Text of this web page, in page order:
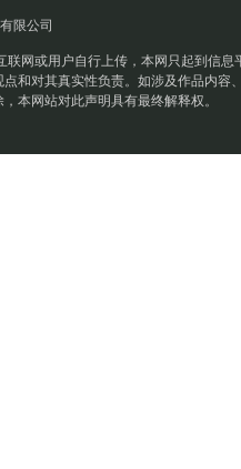
限公司
联网或用户自行上传，本网只起到信息
和对其真实性负责。如涉及作品内容
本网站对此声明具有最终解释权。